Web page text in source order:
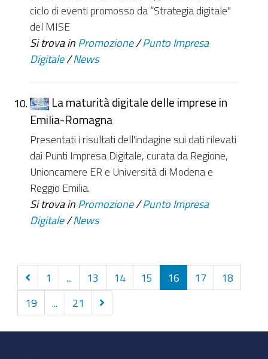
ciclo di eventi promosso da “Strategia digitale"
del MISE
Si trova in Promozione /Punto Impresa
Digitale /News
La maturità digitale delle imprese in
Emilia-Romagna
Presentati i risultati dell'indagine sui dati rilevati
dai Punti Impresa Digitale, curata da Regione,
Unioncamere ER e Università di Modena e
Reggio Emilia.
Si trova in Promozione /Punto Impresa
Digitale /News
Precedenti
10
elementi
1 13 14 15 16 17 18
19 21
Successivi
10